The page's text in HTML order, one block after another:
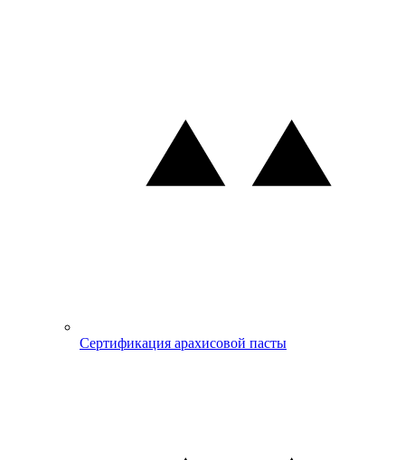
Сертификация арахисовой пасты